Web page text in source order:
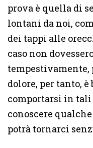
prova è quella di
lontani da noi,
dei tappi alle
caso non
tempestivamente,
dolore, per tanto, è
comportarsi in
conoscere
potrà tornarci